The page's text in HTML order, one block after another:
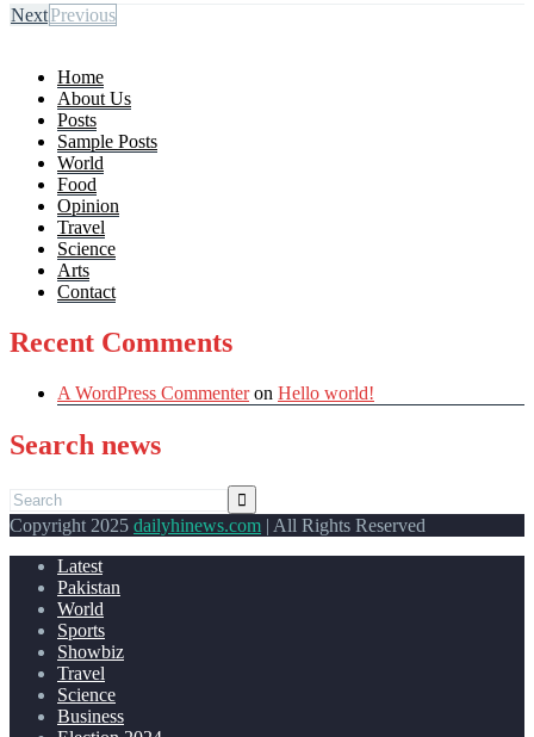
NextPrevious
Home
About Us
Posts
Sample Posts
World
Food
Opinion
Travel
Science
Arts
Contact
Recent Comments
A WordPress Commenteron Hello world!
Search news
Copyright 2025 dailyhinews.com | All Rights Reserved
Latest
Pakistan
World
Sports
Showbiz
Travel
Science
Business